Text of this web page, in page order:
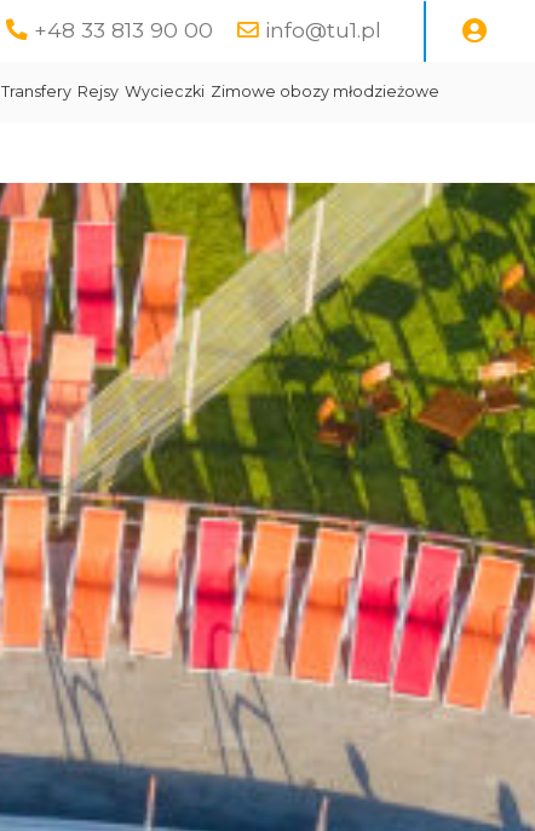
+48 33 813 90 00 info@tu1.pl
Transfery Rejsy Wycieczki Zimowe obozy młodzieżowe